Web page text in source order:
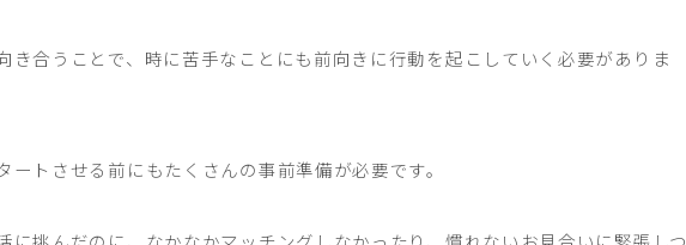
き合うことで、時に苦手なことにも前向きに行動を起こしていく必要がありま
ートさせる前にもたくさんの事前準備が必要です。